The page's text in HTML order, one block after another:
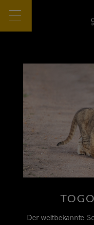
Der weltbekannte